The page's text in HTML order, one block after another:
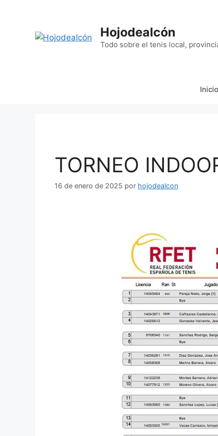
contenido
Hojodealcón
Todo sobre el tenis local,
Inicio
TORNEO
16 de enero de 2025 por hojodealcon